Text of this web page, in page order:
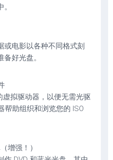
或电影以各种不同格式刻
好光盘。
虚拟驱动器，以便无需光驱
帮助组织和浏览您的 ISO
增强！）